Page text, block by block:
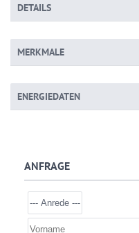
DETAILS
MERKMALE
ENERGIEDATEN
ANFRAGE